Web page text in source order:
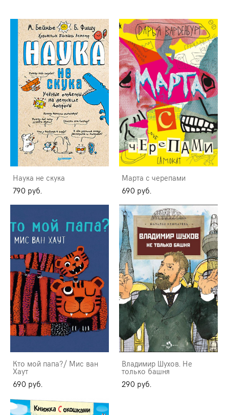
Наука не скука
790 pуб.
Марта с черепами
690 pуб.
Кто мой папа?/ Мис ван
Хаут
690 pуб.
Владимир Шухов. Не
только башня
290 pуб.